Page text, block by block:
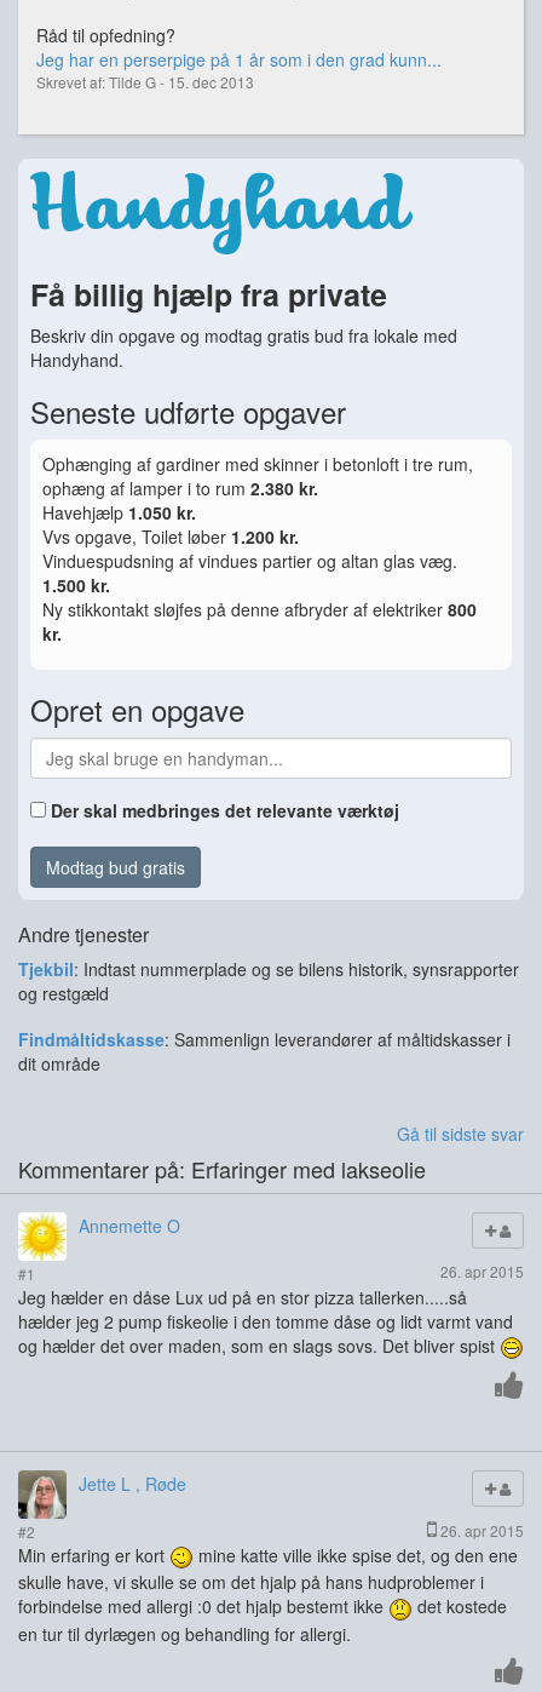
Råd til opfedning?
Jeg har en perserpige på 1 år som i den grad kunn...
Skrevet af: Tilde G - 15. dec 2013
Få billig hjælp fra private
Beskriv din opgave og modtag gratis bud fra lokale med
Handyhand.
Seneste udførte opgaver
Ophænging af gardiner med skinner i betonloft i tre rum,
ophæng af lamper i to rum 2.380 kr.
Havehjælp 1.050 kr.
Vvs opgave, Toilet løber 1.200 kr.
Vinduespudsning af vindues partier og altan glas væg.
1.500 kr.
Ny stikkontakt sløjfes på denne afbryder af elektriker 800
kr.
Opret en opgave
Der skal medbringes det relevante værktøj
Modtag bud gratis
Andre tjenester
Tjekbil: Indtast nummerplade og se bilens historik, synsrapporter
og restgæld
Findmåltidskasse: Sammenlign leverandører af måltidskasser i
dit område
Gå til sidste svar
Kommentarer på: Erfaringer med lakseolie
Annemette O
#1 26. apr 2015
Jeg hælder en dåse Lux ud på en stor pizza tallerken.....så
hælder jeg 2 pump fiskeolie i den tomme dåse og lidt varmt vand
og hælder det over maden, som en slags sovs. Det bliver spist
Jette L , Røde
#2 26. apr 2015
Min erfaring er kort
mine katte ville ikke spise det, og den ene
skulle have, vi skulle se om det hjalp på hans hudproblemer i
forbindelse med allergi :0 det hjalp bestemt ikke
det kostede
en tur til dyrlægen og behandling for allergi.